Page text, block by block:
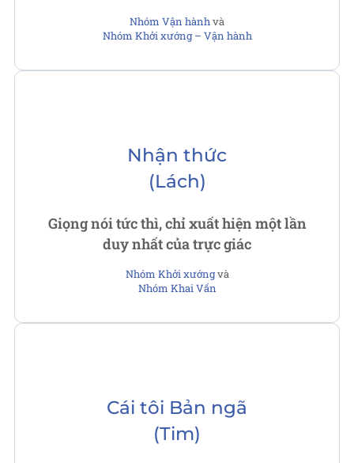
Nhóm Vận hànhvà
Nhóm Khởi xướng – Vận hành
Nhận thức
(Lách)
Giọng nói tức thì, chỉ xuất hiện một lần
duy nhất của trực giác
Nhóm Khởi xướngvà
Nhóm Khai Vấn
Cái tôi Bản ngã
(Tim)